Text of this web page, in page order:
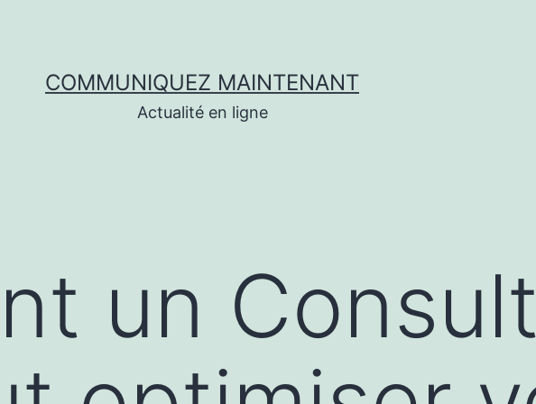
COMMUNIQUEZ MAINTENANT
Actualité en ligne
un